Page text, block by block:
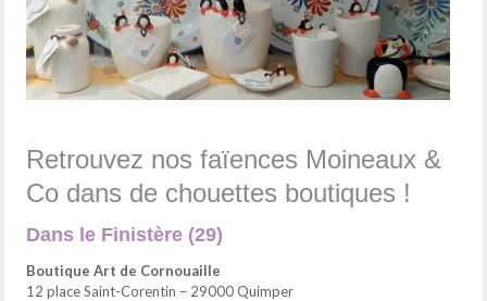
Retrouvez nos faïences Moineaux &
Co dans de chouettes boutiques !
Dans le Finistère (29)
Boutique Art de Cornouaille
12 place Saint-Corentin – 29000 Quimper